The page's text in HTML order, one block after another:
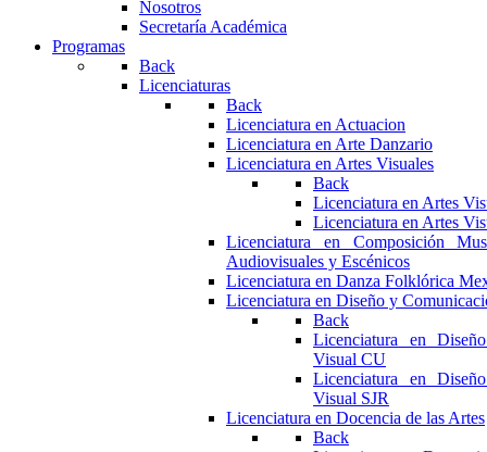
Nosotros
Secretaría Académica
Programas
Back
Licenciaturas
Back
Licenciatura en Actuacion
Licenciatura en Arte Danzario
Licenciatura en Artes Visuales
Back
Licenciatura en Artes
Licenciatura en Artes
Licenciatura en Composición
Audiovisuales y Escénicos
Licenciatura en Danza Folklórica
Licenciatura en Diseño y
Back
Licenciatura en
Visual CU
Licenciatura en
Visual SJR
Licenciatura en Docencia de las Artes
Back